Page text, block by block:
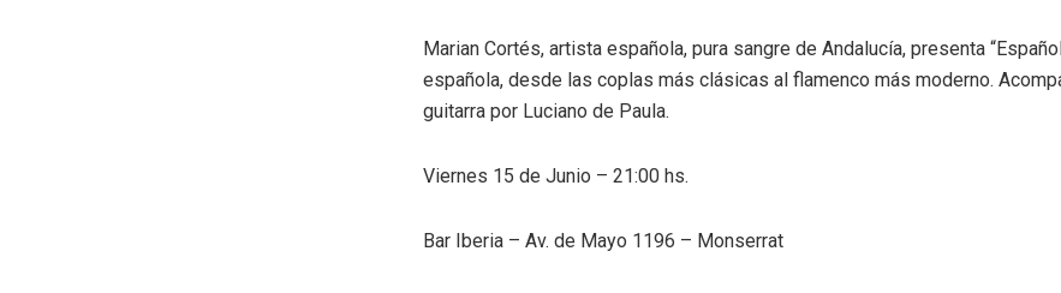
Marian Cortés, artista española, pura sangre de Andalucía, presenta
española, desde las coplas más clásicas al flamenco más moderno.
guitarra por Luciano de Paula.
Viernes 15 de Junio – 21:00 hs.
Bar Iberia – Av. de Mayo 1196 – Monserrat